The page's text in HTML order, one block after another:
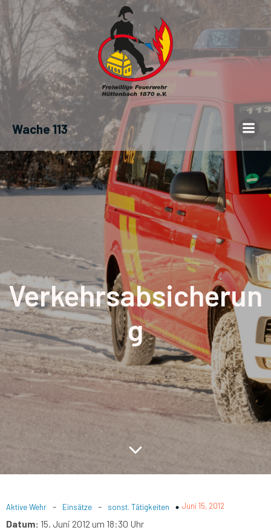
Wache 113
Verkehrsabsicherun
g
Aktive Wehr - Einsätze - sonst. Tätigkeiten Juni 15, 2012
Datum: 15. Juni 2012 um 18:30 Uhr